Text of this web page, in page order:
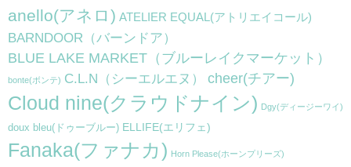
anello(アネロ) ATELIER EQUAL(アトリエイコール)
BARNDOOR（バーンドア）
BLUE LAKE MARKET（ブルーレイクマーケット）
bonte(ボンテ) C.L.N（シーエルエヌ） cheer(チアー)
Cloud nine(クラウドナイン) Dgy(ディージーワイ)
doux bleu(ドゥーブルー) ELLIFE(エリフェ)
Fanaka(ファナカ) Horn Please(ホーンプリーズ)